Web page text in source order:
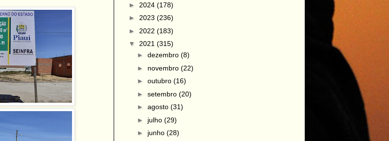
► 2024 (178)
► 2023 (236)
► 2022 (183)
▼ 2021 (315)
► dezembro (8)
► novembro (22)
► outubro (16)
► setembro (20)
► agosto (31)
► julho (29)
► junho (28)